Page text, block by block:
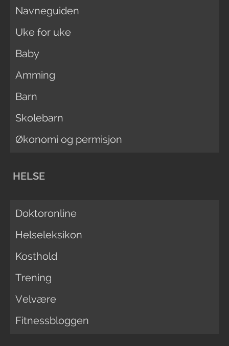
Navneguiden
Uke for uke
Baby
Amming
Barn
Skolebarn
Økonomi og permisjon
HELSE
Doktoronline
Helseleksikon
Kosthold
Trening
Velvære
Fitnessbloggen